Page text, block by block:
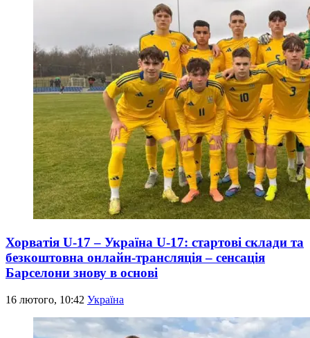
Хорватія U-17 – Україна U-17: стартові склади та
безкоштовна онлайн-трансляція – сенсація
Барселони знову в основі
16 лютого, 10:42 Україна